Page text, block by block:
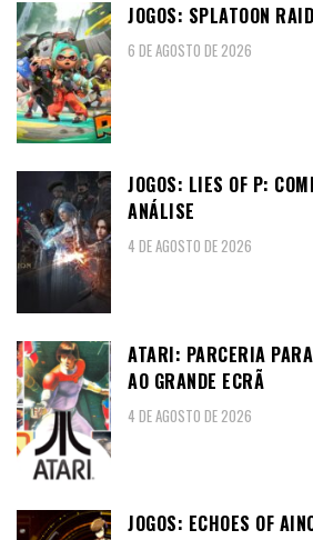
JOGOS: SPLATOON
6 DE AGOSTO DE 2026
JOGOS: LIES OF P:
ANÁLISE
4 DE AGOSTO DE 2026
ATARI: PARCERIA
AO GRANDE ECRÃ
4 DE AGOSTO DE 2026
JOGOS: ECHOES OF